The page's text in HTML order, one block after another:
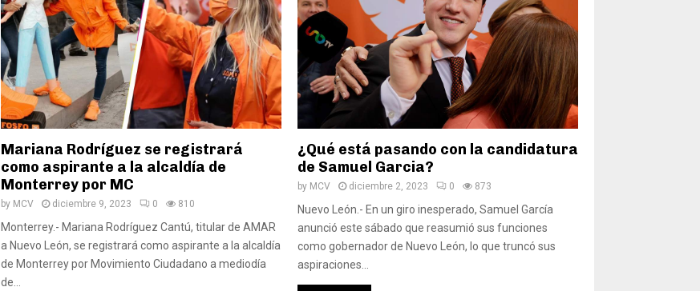
Mariana Rodríguez se registrará
como aspirante a la alcaldía de
Monterrey por MC
by MCV diciembre 9, 2023 0 810
Monterrey.- Mariana Rodríguez Cantú, titular de AMAR
a Nuevo León, se registrará como aspirante a la alcaldía
de Monterrey por Movimiento Ciudadano a mediodía
de...
¿Qué está pasando con la candidatura
de Samuel Garcia?
by MCV diciembre 2, 2023 0 873
Nuevo León.- En un giro inesperado, Samuel García
anunció este sábado que reasumió sus funciones
como gobernador de Nuevo León, lo que truncó sus
aspiraciones...